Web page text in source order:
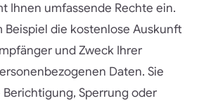
Ihnen umfassende Rechte ein.
Beispiel die kostenlose Auskunft
und Zweck Ihrer
Daten. Sie
Sperrung oder